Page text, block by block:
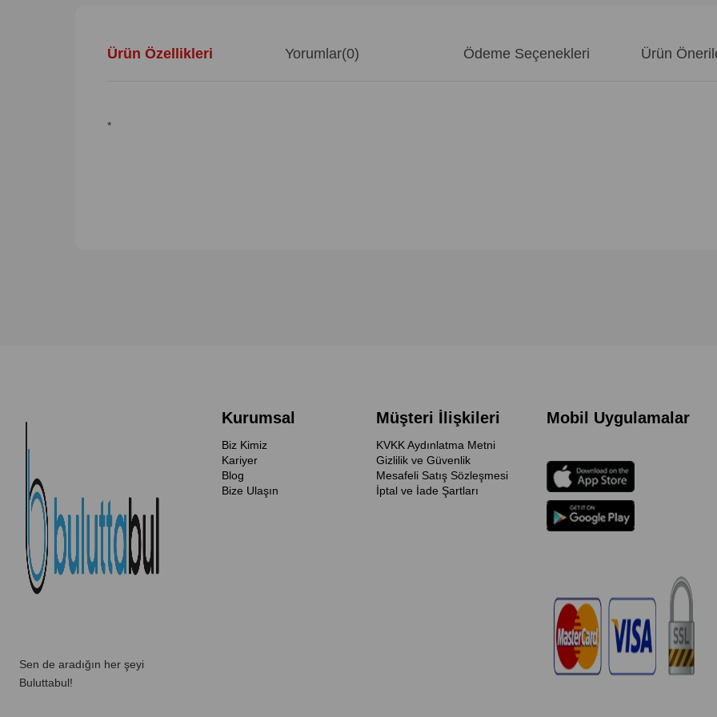
Ürün Özellikleri Yorumlar(0) Ödeme Seçenekleri Ürün
*
Sen de aradığın her şeyi
Buluttabul!
Kurumsal
Biz Kimiz
Kariyer
Blog
Bize Ulaşın
Müşteri İlişkileri
KVKK Aydınlatma Metni
Gizlilik ve Güvenlik
Mesafeli Satış Sözleşmesi
İptal ve İade Şartları
Mobil Uygulamalar